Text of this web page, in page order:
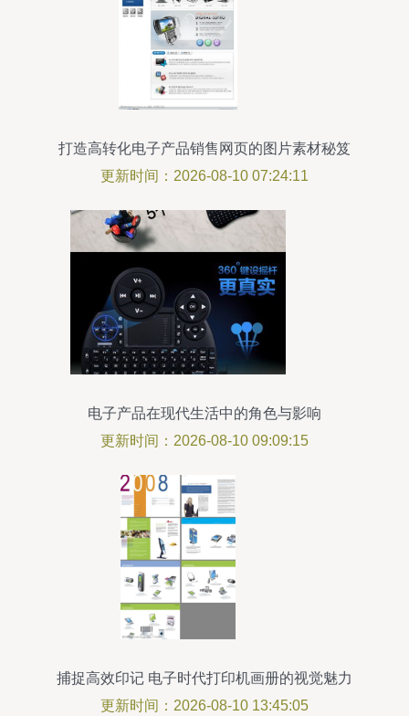
打造高转化电子产品销售网页的图片素材秘笈
更新时间：2026-08-10 07:24:11
电子产品在现代生活中的角色与影响
更新时间：2026-08-10 09:09:15
捕捉高效印记 电子时代打印机画册的视觉魅力
更新时间：2026-08-10 13:45:05